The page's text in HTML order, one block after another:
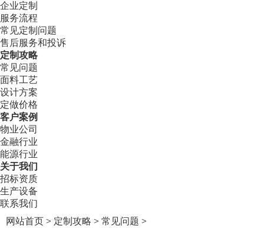
企业定制
服务流程
常见定制问题
售后服务和投诉
定制攻略
常见问题
面料工艺
设计方案
定做价格
客户案例
物业公司
金融行业
能源行业
关于我们
招标资质
生产设备
联系我们
网站首页 > 定制攻略 > 常见问题 >